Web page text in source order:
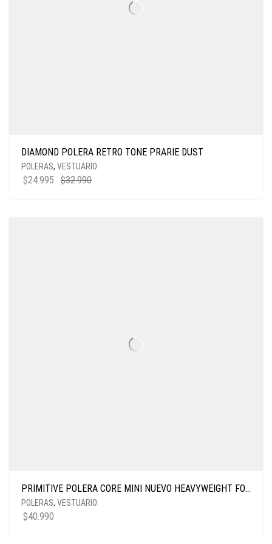
DIAMOND POLERA RETRO TONE PRARIE DUST
POLERAS, VESTUARIO
$32.990
$24.995
PRIMITIVE POLERA CORE MINI NUEVO HEAVYWEIGHT FOREST GREEN
POLERAS, VESTUARIO
$40.990